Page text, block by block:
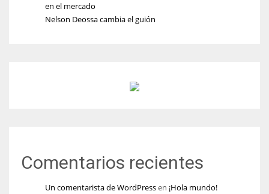
en el mercado
Nelson Deossa cambia el guión
Comentarios recientes
Un comentarista de WordPressen ¡Hola mundo!